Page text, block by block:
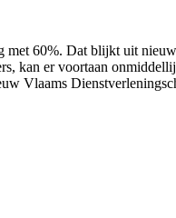
met 60%. Dat blijkt uit
kan er voortaan
Vlaams